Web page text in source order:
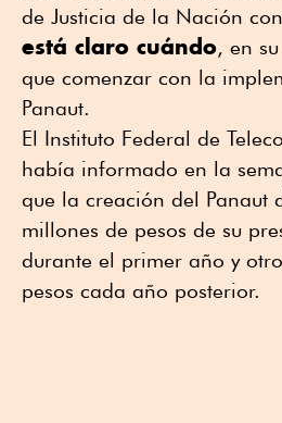
de Justicia de la Nación
está claro cuándo, en
que comenzar con la
Panaut.
El Instituto Federal de
había informado en la
que la creación del Panaut
millones de pesos de su
durante el primer año y
pesos cada año posterior.